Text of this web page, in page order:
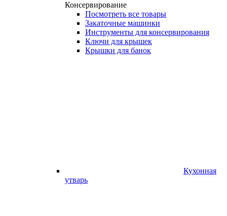
Консервирование
Посмотреть все товары
Закаточные машинки
Инструменты для консервирования
Ключи для крышек
Крышки для банок
Кухонная
утварь